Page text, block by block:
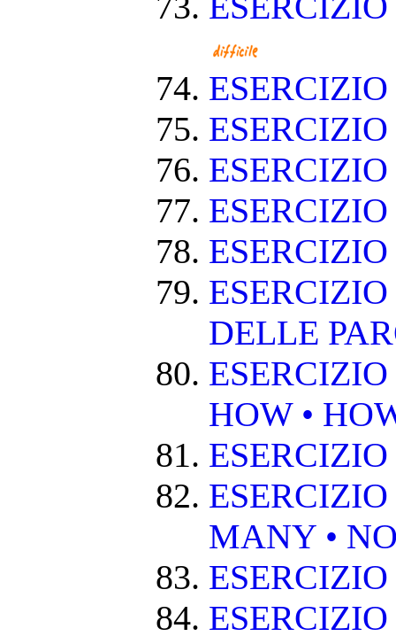
DELLE
HOW •
MANY •